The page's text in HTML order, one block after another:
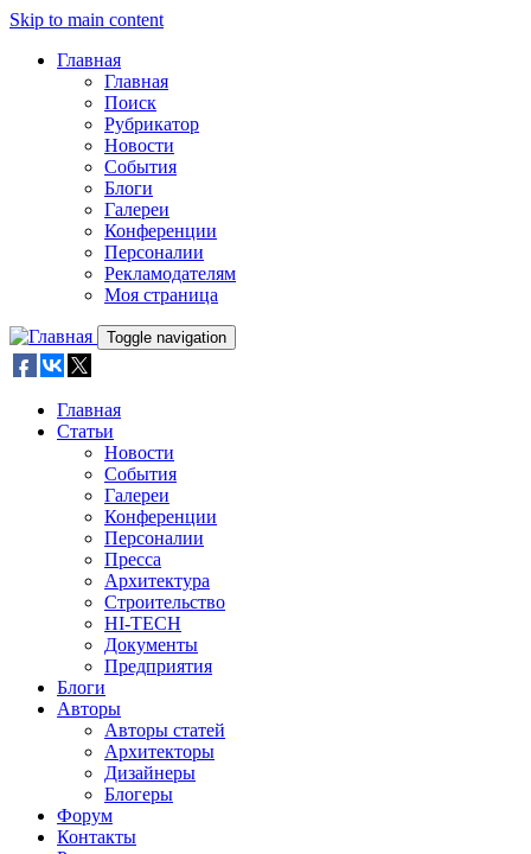
Skip to main content
Главная
Главная
Поиск
Рубрикатор
Новости
События
Блоги
Галереи
Конференции
Персоналии
Рекламодателям
Моя страница
Toggle navigation
Главная
Статьи
Новости
События
Галереи
Конференции
Персоналии
Пресса
Архитектура
Строительство
HI-TECH
Документы
Предприятия
Блоги
Авторы
Авторы статей
Архитекторы
Дизайнеры
Блогеры
Форум
Контакты